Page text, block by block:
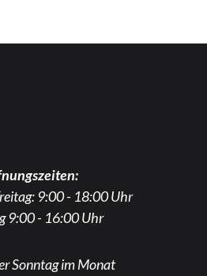
9:00 - 18:00 Uhr
9:00 - 16:00 Uhr
Sonntag im Monat